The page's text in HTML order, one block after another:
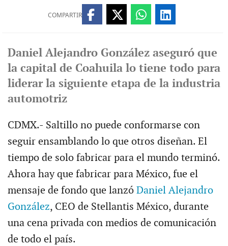
COMPARTIR
Daniel Alejandro González aseguró que
la capital de Coahuila lo tiene todo para
liderar la siguiente etapa de la industria
automotriz
CDMX.- Saltillo no puede conformarse con
seguir ensamblando lo que otros diseñan. El
tiempo de solo fabricar para el mundo terminó.
Ahora hay que fabricar para México, fue el
mensaje de fondo que lanzó Daniel Alejandro
González, CEO de Stellantis México, durante
una cena privada con medios de comunicación
de todo el país.